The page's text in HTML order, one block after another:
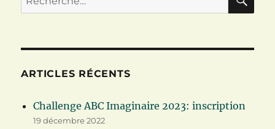
pour :
ARTICLES RÉCENTS
Challenge ABC Imaginaire 2023: inscription
19 décembre 2022